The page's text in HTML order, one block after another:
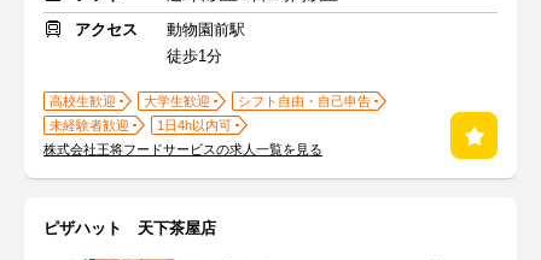
アクセス
動物園前駅
徒歩1分
高校生歓迎 大学生歓迎
シフト自由・自己申告
未経験者歓迎
1日4h以内可
株式会社王将フードサービスの求人一覧を見る
ピザハット 天下茶屋店